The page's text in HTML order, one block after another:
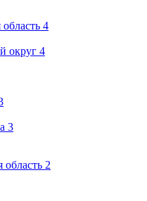
4
округ 4
3
область 2